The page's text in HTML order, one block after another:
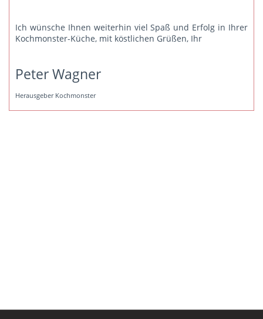
Ich wünsche Ihnen weiterhin viel Spaß und Erfolg in Ihrer
Kochmonster-Küche, mit köstlichen Grüßen, Ihr
Peter Wagner
Herausgeber Kochmonster